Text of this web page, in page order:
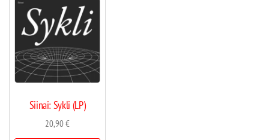
Siinai: Sykli (LP)
20,90€